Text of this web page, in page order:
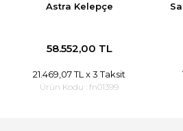
Astra Kelepçe
58.552,00 TL
21.469,07 TL x 3 Taksit
Ürün Kodu : fn01399